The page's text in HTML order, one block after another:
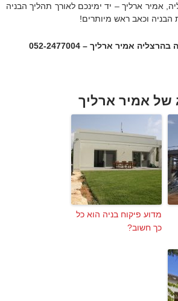
אמיר ארליך – יד ימינכם לאורך תהליך הבניה
הבניה וכאב ראש מיותרים!
אמיר ארליך – 052-2477004
של אמיר ארליך
מדוע פיקוח בניה הוא כל
כך חשוב?